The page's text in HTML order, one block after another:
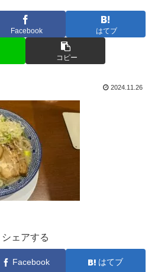
Facebook はてブ
コピー
2024.11.26
シェアする
Facebook はてブ